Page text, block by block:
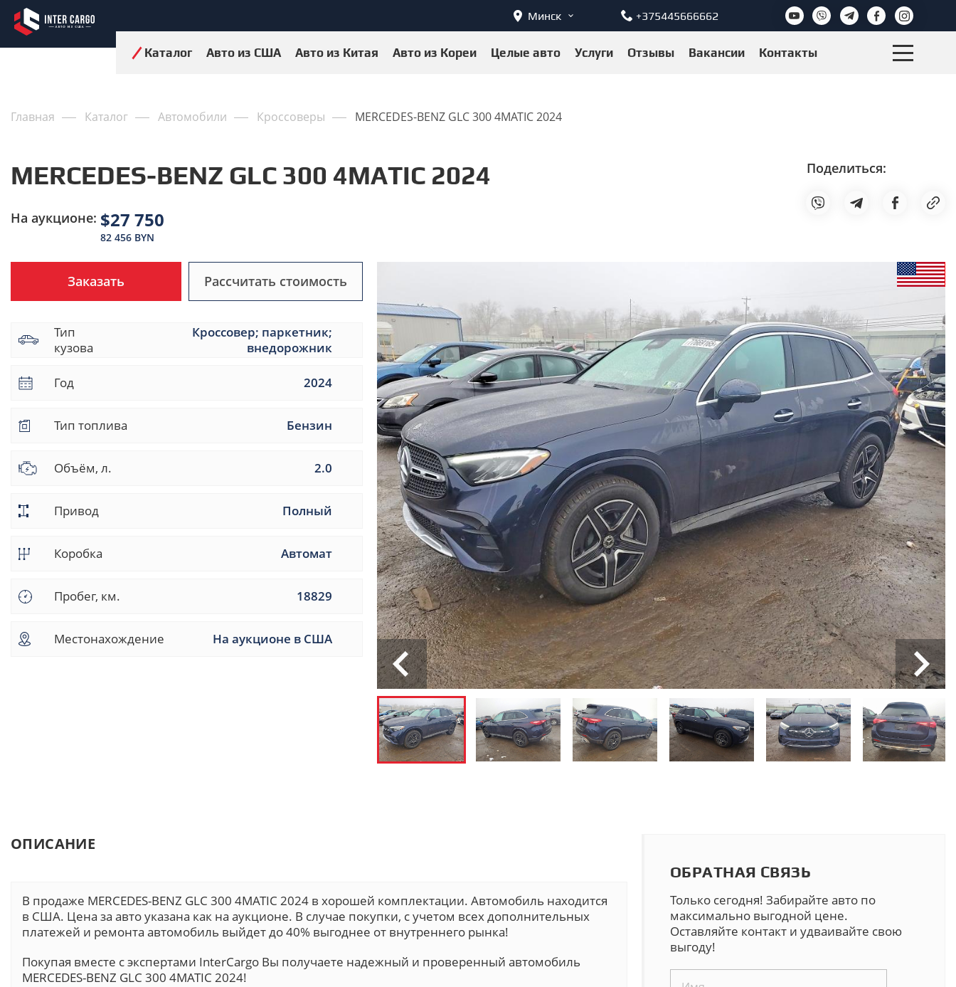
Минск +375445666662
Каталог Авто из США Авто из Китая Авто из Кореи Целые авто Услуги Отзывы Вакансии Контакты
Главная Каталог Автомобили Кроссоверы MERCEDES-BENZ GLC 300 4MATIC 2024
MERCEDES-BENZ GLC 300 4MATIC 2024
На аукционе: $27 750
82 456 BYN
Поделиться:
Заказать Рассчитать стоимость
Тип
кузова
Кроссовер; паркетник;
внедорожник
Год 2024
Тип топлива Бензин
Объём, л. 2.0
Привод Полный
Коробка Автомат
Пробег, км. 18829
Местонахождение На аукционе в США
ОПИСАНИЕ
В продаже MERCEDES-BENZ GLC 300 4MATIC 2024 в хорошей комплектации. Автомобиль находится
в США. Цена за авто указана как на аукционе. В случае покупки, с учетом всех дополнительных
платежей и ремонта автомобиль выйдет до 40% выгоднее от внутреннего рынка!
Покупая вместе с экспертами InterCargo Вы получаете надежный и проверенный автомобиль
MERCEDES-BENZ GLC 300 4MATIC 2024!
ОБРАТНАЯ СВЯЗЬ
Только сегодня! Забирайте авто по
максимально выгодной цене.
Оставляйте контакт и удваивайте свою
выгоду!